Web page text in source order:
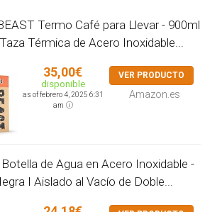
Termo Café para Llevar - 900ml
Térmica de Acero Inoxidable...
35,00€
disponible
as of febrero 4, 2025 6:31
am
VER PRODUCTO
Amazon.es
de Agua en Acero Inoxidable -
I Aislado al Vacío de Doble...